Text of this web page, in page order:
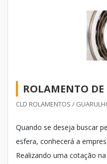
ROLAMENTO DE
CLD ROLAMENTOS /
Quando se deseja buscar
esfera, conhecerá a
Realizando uma cotação